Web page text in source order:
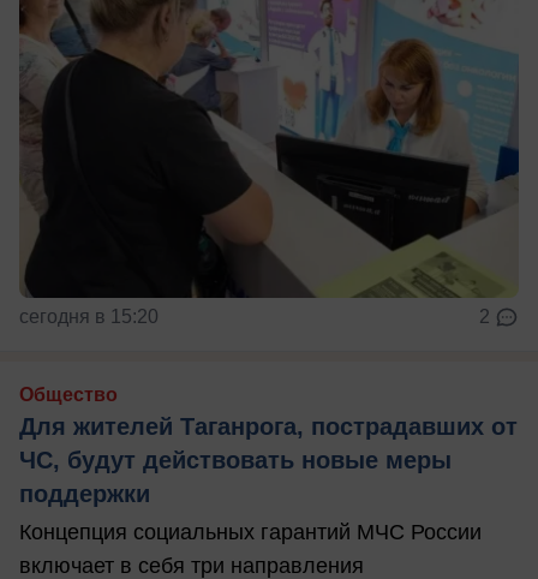
сегодня в 15:20 2
Общество
Для жителей Таганрога, пострадавших от
ЧС, будут действовать новые меры
поддержки
Концепция социальных гарантий МЧС России
включает в себя три направления